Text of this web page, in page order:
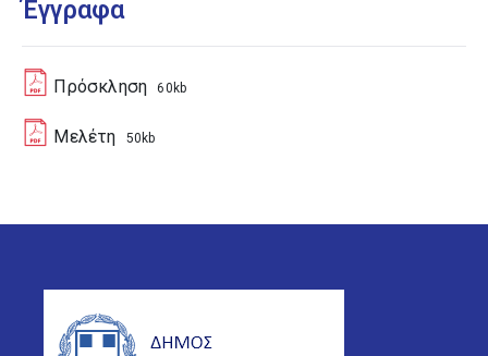
Έγγραφα
Πρόσκληση 60kb
Μελέτη 50kb